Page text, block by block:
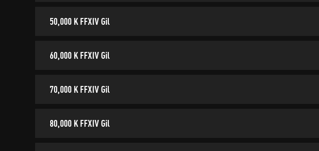
50,000 K FFXIV Gil
60,000 K FFXIV Gil
70,000 K FFXIV Gil
80,000 K FFXIV Gil